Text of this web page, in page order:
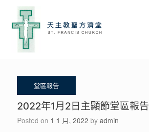
content
2022年1月2日主顯節堂區報告
Posted on 1 1 月, 2022 by admin